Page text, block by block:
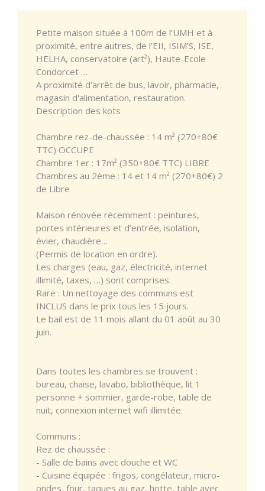
Petite maison située à 100m de l’UMH et à
proximité, entre autres, de l’EII, ISIM’S, ISE,
HELHA, conservatoire (art²), Haute-Ecole
Condorcet …
A proximité d'arrêt de bus, lavoir, pharmacie,
magasin d'alimentation, restauration.
Description des kots
Chambre rez-de-chaussée : 14 m² (270+80€
TTC) OCCUPE
Chambre 1er : 17m² (350+80€ TTC) LIBRE
Chambres au 2ème : 14 et 14 m² (270+80€) 2
de Libre
Maison rénovée récemment : peintures,
portes intérieures et d’entrée, isolation,
évier, chaudière…
(Permis de location en ordre).
Les charges (eau, gaz, électricité, internet
illimité, taxes, …) sont comprises.
Rare : Un nettoyage des communs est
INCLUS dans le prix tous les 15 jours.
Le bail est de 11 mois allant du 01 août au 30
juin.
Dans toutes les chambres se trouvent :
bureau, chaise, lavabo, bibliothèque, lit 1
personne + sommier, garde-robe, table de
nuit, connexion internet wifi illimitée.
Communs :
Rez de chaussée :
- Salle de bains avec douche et WC
- Cuisine équipée : frigos, congélateur, micro-
ondes, four, taques au gaz, hotte, table avec